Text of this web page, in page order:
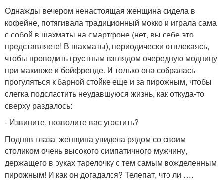
Однажды вечером ненастоящая женщина сидела в
кофейне, потягивала традиционный мокко и играла сама
с собой в шахматы на смартфоне (нет, вы себе это
представляете! В шахматы), периодически отвлекаясь,
чтобы проводить грустным взглядом очередную модницу
при макияже и бойфренде. И только она собралась
прогуляться к барной стойке еще и за пирожным, чтобы
слегка подсластить неудавшуюся жизнь, как откуда-то
сверху раздалось:
- Извините, позволите вас угостить?
Подняв глаза, женщина увидела рядом со своим
столиком очень высокого симпатичного мужчину,
держащего в руках тарелочку с тем самым вожделенным
пирожным! И как он догадался? Телепат, что ли ….